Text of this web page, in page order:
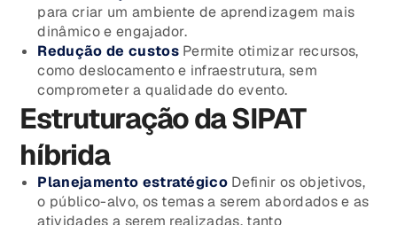
para criar um ambiente de aprendizagem mais
dinâmico e engajador.
Redução de custosPermite otimizar recursos,
como deslocamento e infraestrutura, sem
comprometer a qualidade do evento.
Estruturação da SIPAT
híbrida
Planejamento estratégico Definir os objetivos,
o público-alvo, os temas a serem abordados e as